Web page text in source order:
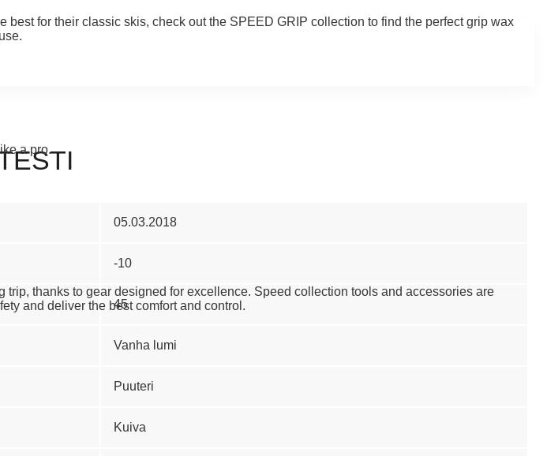
best for their classic skis, check out the SPEED GRIP collection to find the perfect grip wax
a pro.
trip, thanks to gear designed for excellence. Speed collection tools and accessories are
and deliver the best comfort and control.
05.03.2018
-10
45
Vanha lumi
Puuteri
Kuiva